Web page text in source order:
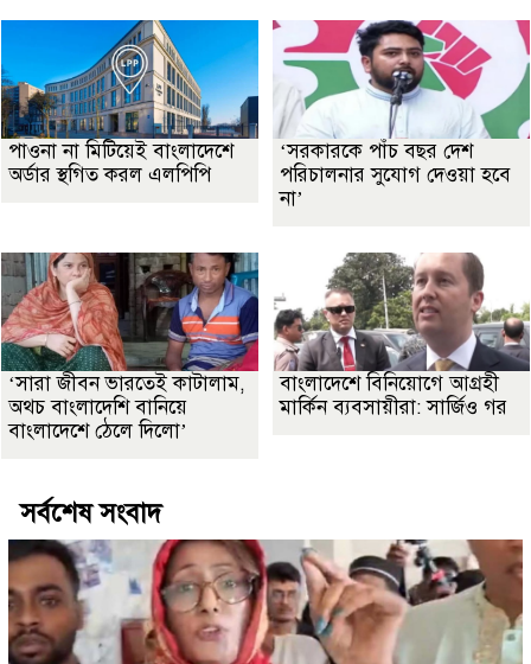
পাওনা না মিটিয়েই বাংলাদেশে
অর্ডার স্থগিত করল এলপিপি
‘সরকারকে পাঁচ বছর দেশ
পরিচালনার সুযোগ দেওয়া হবে
না’
‘সারা জীবন ভারতেই কাটালাম,
অথচ বাংলাদেশি বানিয়ে
বাংলাদেশে ঠেলে দিলো’
বাংলাদেশে বিনিয়োগে আগ্রহী
মার্কিন ব্যবসায়ীরা: সার্জিও গর
সর্বশেষ সংবাদ